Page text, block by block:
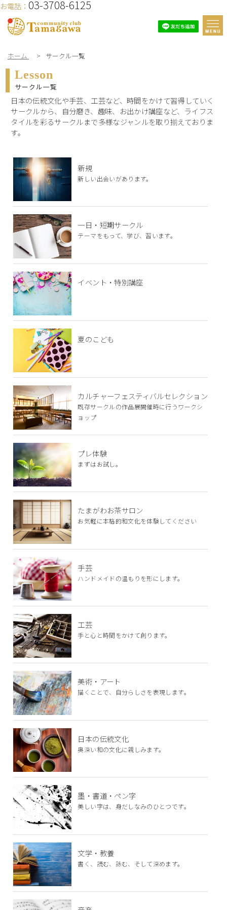
お電話： 03-3708-6125
ホーム > サークル一覧
Lesson
サークル一覧
日本の伝統文化や手芸、工芸など、時間をかけて習得していく
サークルから、自分磨き、趣味、お出かけ講座など、ライフス
タイルを彩るサークルまで多様なジャンルを取り揃えておりま
す。
新規
新しい出会いがあります。
一日・短期サークル
テーマをもって、学び、習います。
イベント・特別講座
夏のこども
カルチャーフェスティバルセレクション
既存サークルの作品展開催時に行うワークシ
ョップ
プレ体験
まずはお試し。
たまがわお茶サロン
お気軽に本格的和文化を体験してください
手芸
ハンドメイドの温もりを形にします。
工芸
手と心と時間をかけて創ります。
美術・アート
描くことで、自分らしさを表現します。
日本の伝統文化
奥深い和の文化に親しみます。
墨・書道・ペン字
美しい字は、身だしなみのひとつです。
文学・教養
書く、読む、詠む、そして深めます。